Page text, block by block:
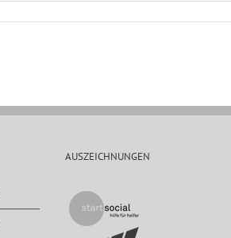
AUSZEICHNUNGEN